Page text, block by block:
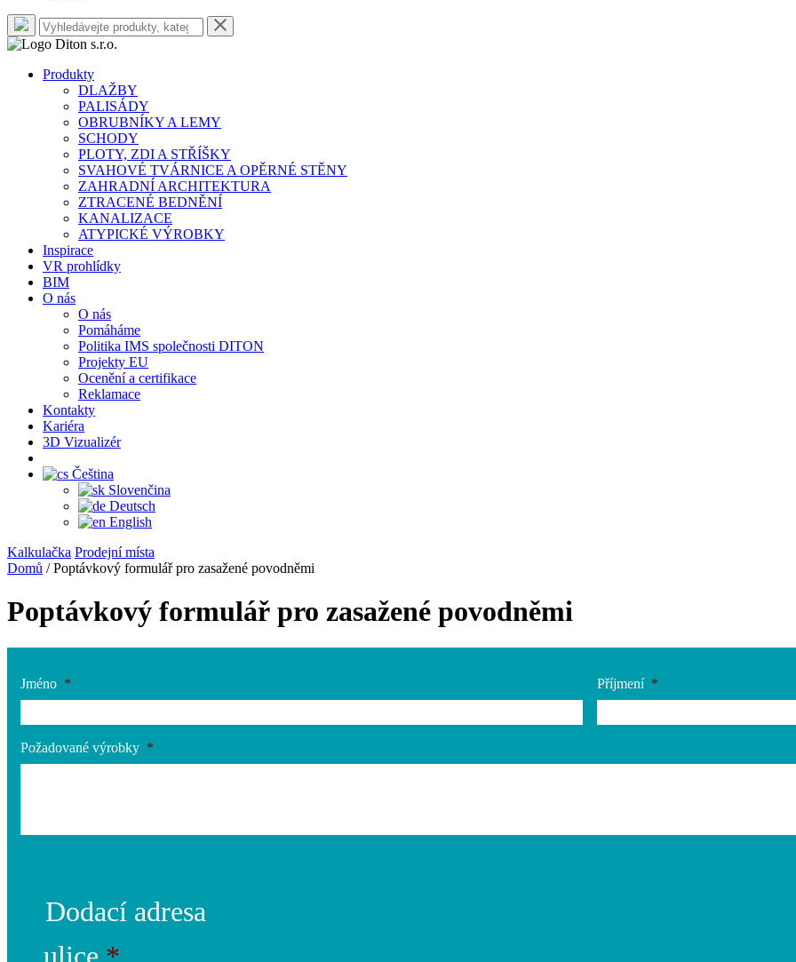
Produkty
DLAŽBY
PALISÁDY
OBRUBNÍKY A LEMY
SCHODY
PLOTY, ZDI A STŘÍŠKY
SVAHOVÉ TVÁRNICE A OPĚRNÉ STĚNY
ZAHRADNÍ ARCHITEKTURA
ZTRACENÉ BEDNĚNÍ
KANALIZACE
ATYPICKÉ VÝROBKY
Inspirace
VR prohlídky
BIM
O nás
O nás
Pomáháme
Politika IMS společnosti DITON
Projekty EU
Ocenění a certifikace
Reklamace
Kontakty
Kariéra
3D Vizualizér
Čeština
Slovenčina
Deutsch
English
Kalkulačka Prodejní místa
Domů /Poptávkový formulář pro zasažené povodněmi
Poptávkový formulář pro zasažené povodněmi
Jméno * Příjmení *
Požadované výrobky *
Dodací adresa